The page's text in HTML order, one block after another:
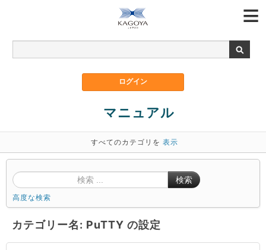
マニュアル
すべてのカテゴリを 表示
検索
高度な検索
カテゴリー名: PuTTY の設定